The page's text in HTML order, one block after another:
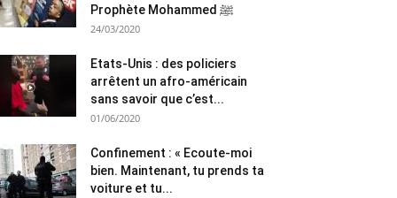
Prophète Mohammed ﷺ
24/03/2020
Etats-Unis : des policiers
arrêtent un afro-américain
sans savoir que c’est...
01/06/2020
Confinement : « Ecoute-moi
bien. Maintenant, tu prends ta
voiture et tu...